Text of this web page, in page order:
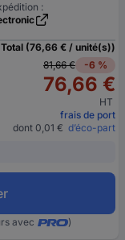
:
Total (76,66 € / unité(s))
81,66 €
-6 %
76,66 €
HT
frais de port
dont 0,01 € d’éco-part
avec )